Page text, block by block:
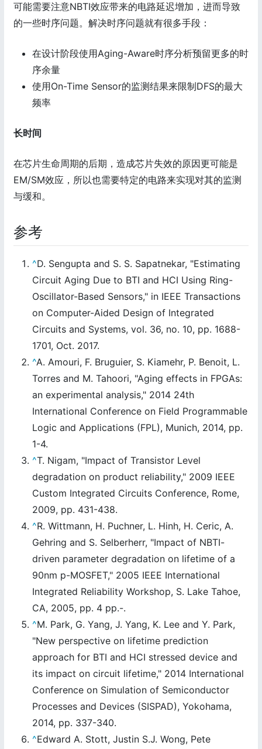
可能需要注意NBTI效应带来的电路延迟增加，进而导致
的一些时序问题。解决时序问题就有很多手段：
在设计阶段使用Aging-Aware时序分析预留更多的时
序余量
使用On-Time Sensor的监测结果来限制DFS的最大
频率
长时间
在芯片生命周期的后期，造成芯片失效的原因更可能是
EM/SM效应，所以也需要特定的电路来实现对其的监测
与缓和。
参考
^D. Sengupta and S. S. Sapatnekar, "Estimating
Circuit Aging Due to BTI and HCI Using Ring-
Oscillator-Based Sensors," in IEEE Transactions
on Computer-Aided Design of Integrated
Circuits and Systems, vol. 36, no. 10, pp. 1688-
1701, Oct. 2017.
^A. Amouri, F. Bruguier, S. Kiamehr, P. Benoit, L.
Torres and M. Tahoori, "Aging effects in FPGAs:
an experimental analysis," 2014 24th
International Conference on Field Programmable
Logic and Applications (FPL), Munich, 2014, pp.
1-4.
^T. Nigam, "Impact of Transistor Level
degradation on product reliability," 2009 IEEE
Custom Integrated Circuits Conference, Rome,
2009, pp. 431-438.
^R. Wittmann, H. Puchner, L. Hinh, H. Ceric, A.
Gehring and S. Selberherr, "Impact of NBTI-
driven parameter degradation on lifetime of a
90nm p-MOSFET," 2005 IEEE International
Integrated Reliability Workshop, S. Lake Tahoe,
CA, 2005, pp. 4 pp.-.
^M. Park, G. Yang, J. Yang, K. Lee and Y. Park,
"New perspective on lifetime prediction
approach for BTI and HCI stressed device and
its impact on circuit lifetime," 2014 International
Conference on Simulation of Semiconductor
Processes and Devices (SISPAD), Yokohama,
2014, pp. 337-340.
^Edward A. Stott, Justin S.J. Wong, Pete